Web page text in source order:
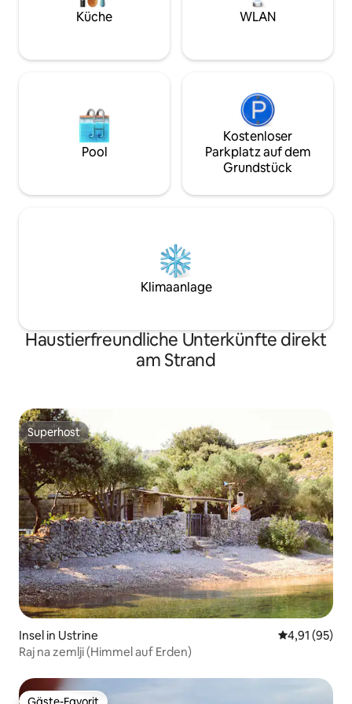
Venezianer und Türken zu verteidigen.
August.
Küche WLAN
Pool
Kostenloser
Parkplatz auf dem
Grundstück
Klimaanlage
Haustierfreundliche Unterkünfte direkt
am Strand
Superhost
Superhost
Insel in Ustrine
4,91 (95)
Raj na zemlji (Himmel auf Erden)